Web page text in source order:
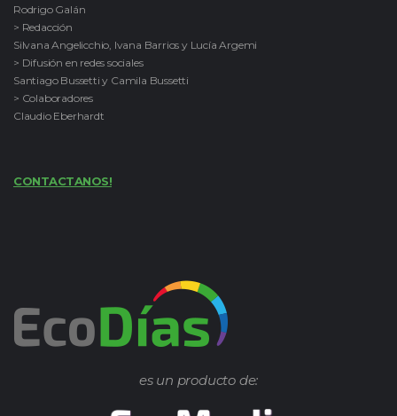
Rodrigo Galán
> Redacción
Silvana Angelicchio, Ivana Barrios y Lucía Argemi
> Difusión en redes sociales
Santiago Bussetti y Camila Bussetti
> Colaboradores
Claudio Eberhardt
CONTACTANOS!
es un producto de: